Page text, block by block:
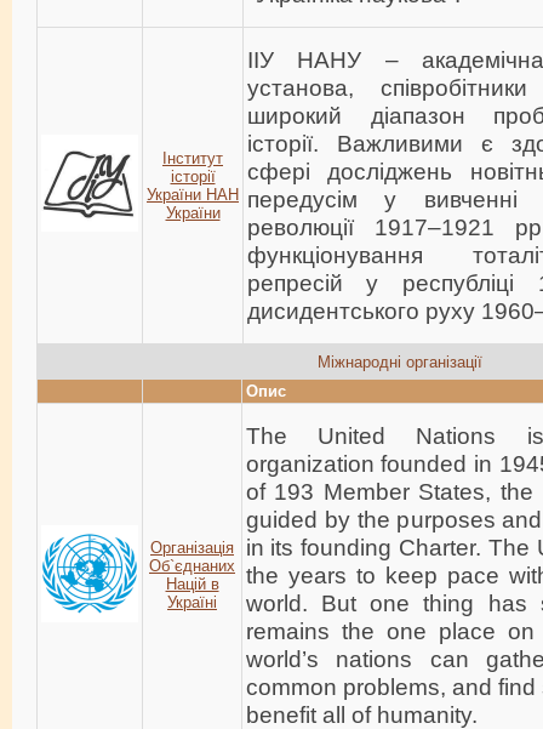
Інститут
історії
України НАН
України
ІІУ НАНУ – академічна
установа,
широкий діапазон
історії. Важливими є
сфері досліджень
передусім у вивченні
революції 1917–1921
функціонування
репресій у республіці
дисидентського руху
Міжнародні організації
Опис
Організація
Об`єднаних
Націй в
Україні
The United Nations
organization founded in
of 193 Member States,
guided by the purposes
in its founding Charter. The
the years to keep pace
world. But one thing has
remains the one place
world’s nations can
common problems, and
benefit all of humanity.